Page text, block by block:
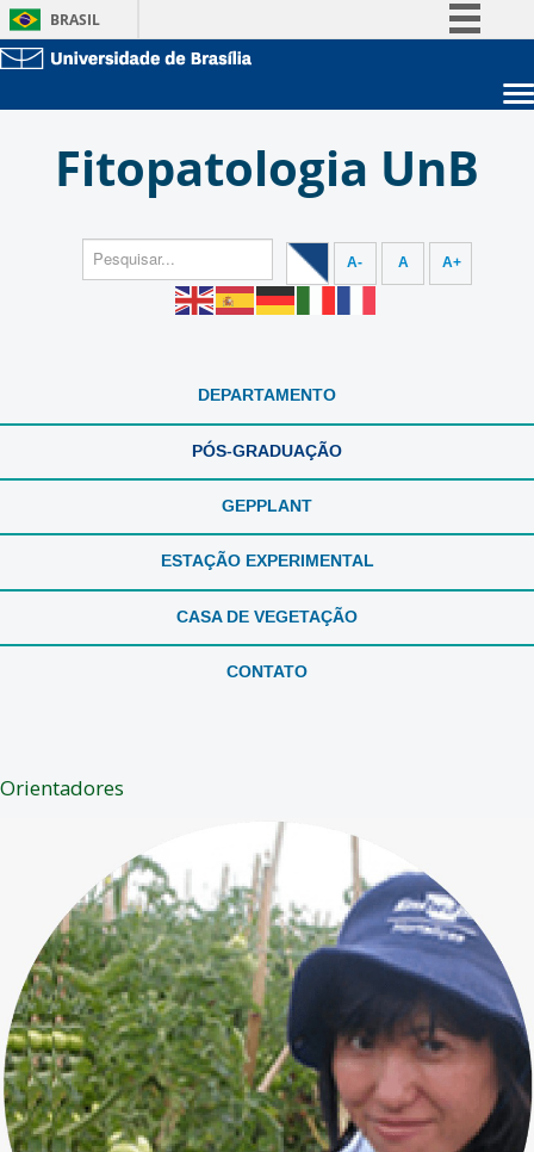
BRASIL
Acesso à informação
Canais
Unidades acadêmicas
Estude na UnB
Administração
Fitopatologia UnB
A- A A+
DEPARTAMENTO
PÓS-GRADUAÇÃO
GEPPLANT
ESTAÇÃO EXPERIMENTAL
CASA DE VEGETAÇÃO
CONTATO
Orientadores